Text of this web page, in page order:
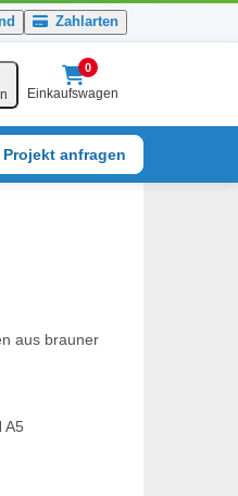
Zahlarten
0
Einkaufswagen
Projekt anfragen
aus brauner
A5